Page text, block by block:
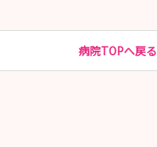
病院TOPへ戻る